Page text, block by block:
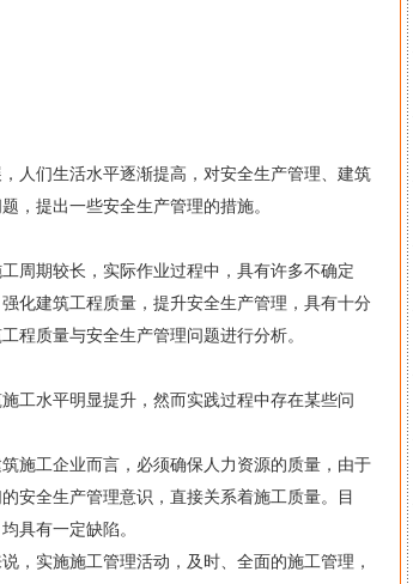
人们生活水平逐渐提高，对安全生产管理、建筑
，提出一些安全生产管理的措施。
期较长，实际作业过程中，具有许多不确定
化建筑工程质量，提升安全生产管理，具有十分
程质量与安全生产管理问题进行分析。
水平明显提升，然而实践过程中存在某些问
工企业而言，必须确保人力资源的质量，由于
安全生产管理意识，直接关系着施工质量。目
具有一定缺陷。
实施施工管理活动，及时、全面的施工管理，